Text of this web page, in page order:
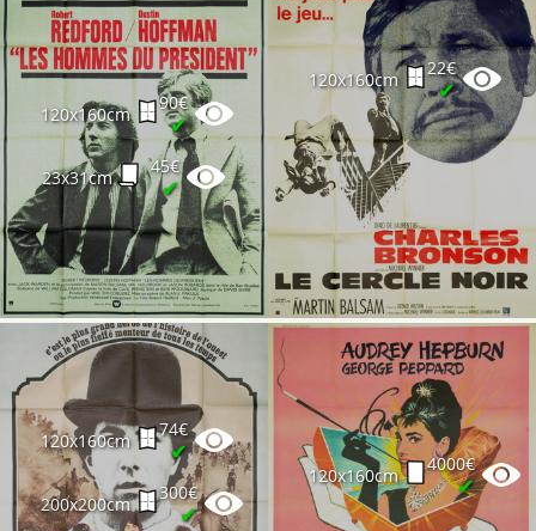
120x160cm
90€
✔
23x31cm
45€
✔
120x160cm
22€
✔
120x160cm
74€
✔
200x200cm
300€
✔
120x160cm
4000€
✔